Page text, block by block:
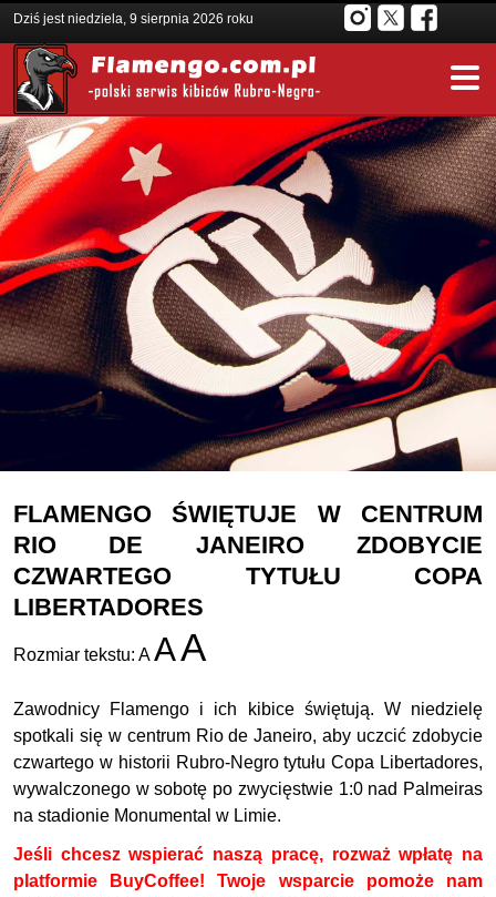
Dziś jest niedziela, 9 sierpnia 2026 roku
FLAMENGO ŚWIĘTUJE W CENTRUM
RIO DE JANEIRO ZDOBYCIE
CZWARTEGO TYTUŁU COPA
LIBERTADORES
Rozmiar tekstu: A AA
Zawodnicy Flamengo i ich kibice świętują. W niedzielę
spotkali się w centrum Rio de Janeiro, aby uczcić zdobycie
czwartego w historii Rubro-Negro tytułu Copa Libertadores,
wywalczonego w sobotę po zwycięstwie 1:0 nad Palmeiras
na stadionie Monumental w Limie.
Jeśli chcesz wspierać naszą pracę, rozważ wpłatę na
platformie BuyCoffee! Twoje wsparcie pomoże nam